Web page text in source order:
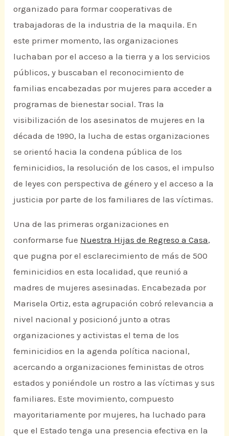
organizado para formar cooperativas de
trabajadoras de la industria de la maquila. En
este primer momento, las organizaciones
luchaban por el acceso a la tierra y a los servicios
públicos, y buscaban el reconocimiento de
familias encabezadas por mujeres para acceder a
programas de bienestar social. Tras la
visibilización de los asesinatos de mujeres en la
década de 1990, la lucha de estas organizaciones
se orientó hacia la condena pública de los
feminicidios, la resolución de los casos, el impulso
de leyes con perspectiva de género y el acceso a la
justicia por parte de los familiares de las víctimas.
Una de las primeras organizaciones en
conformarse fue Nuestra Hijas de Regreso a Casa,
que pugna por el esclarecimiento de más de 500
feminicidios en esta localidad, que reunió a
madres de mujeres asesinadas. Encabezada por
Marisela Ortiz, esta agrupación cobró relevancia a
nivel nacional y posicionó junto a otras
organizaciones y activistas el tema de los
feminicidios en la agenda política nacional,
acercando a organizaciones feministas de otros
estados y poniéndole un rostro a las víctimas y sus
familiares. Este movimiento, compuesto
mayoritariamente por mujeres, ha luchado para
que el Estado tenga una presencia efectiva en la